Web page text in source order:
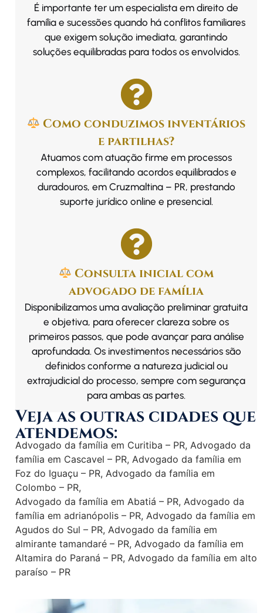
É importante ter um especialista em direito de
família e sucessões quando há conflitos familiares
que exigem solução imediata, garantindo
soluções equilibradas para todos os envolvidos.
Como conduzimos inventários
e partilhas?
Atuamos com atuação firme em processos
complexos, facilitando acordos equilibrados e
duradouros, em Cruzmaltina – PR, prestando
suporte jurídico online e presencial.
Consulta inicial com
advogado de família
Disponibilizamos uma avaliação preliminar gratuita
e objetiva, para oferecer clareza sobre os
primeiros passos, que pode avançar para análise
aprofundada. Os investimentos necessários são
definidos conforme a natureza judicial ou
extrajudicial do processo, sempre com segurança
para ambas as partes.
Veja as outras cidades que
atendemos:
Advogado da família em Curitiba – PR, Advogado da
família em Cascavel – PR, Advogado da família em
Foz do Iguaçu – PR, Advogado da família em
Colombo – PR,
Advogado da família em Abatiá – PR, Advogado da
família em adrianópolis – PR, Advogado da família em
Agudos do Sul – PR, Advogado da família em
almirante tamandaré – PR, Advogado da família em
Altamira do Paraná – PR, Advogado da família em alto
paraíso – PR